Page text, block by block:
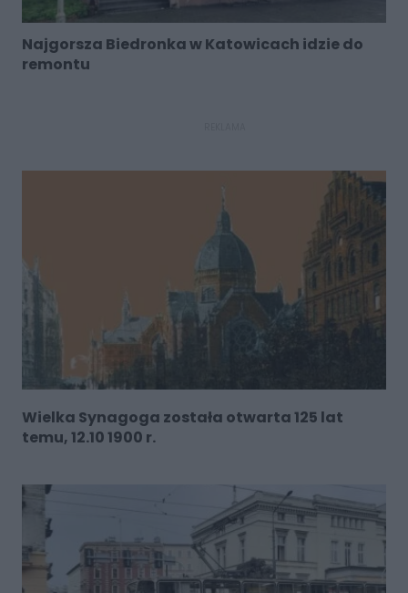
Najgorsza Biedronka w Katowicach idzie do
remontu
Wielka Synagoga została otwarta 125 lat
temu, 12.10 1900 r.